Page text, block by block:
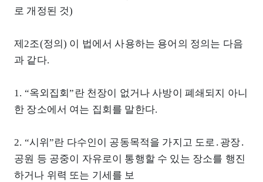
로 개정된 것)
제2조(정의) 이 법에서 사용하는 용어의 정의는 다음
과 같다.
1. “옥외집회”란 천장이 없거나 사방이 폐쇄되지 아니
한 장소에서 여는 집회를 말한다.
2. “시위”란 다수인이 공동목적을 가지고 도로․광장․
공원 등 공중이 자유로이 통행할 수 있는 장소를 행진
하거나 위력 또는 기세를 보